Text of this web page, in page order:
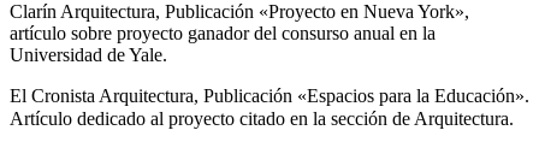
Clarín Arquitectura, Publicación «Proyecto en Nueva York»,
artículo sobre proyecto ganador del consurso anual en la
Universidad de Yale.
El Cronista Arquitectura, Publicación «Espacios para la Educación».
Artículo dedicado al proyecto citado en la sección de Arquitectura.